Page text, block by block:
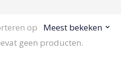
op
Meest bekeken
geen producten.